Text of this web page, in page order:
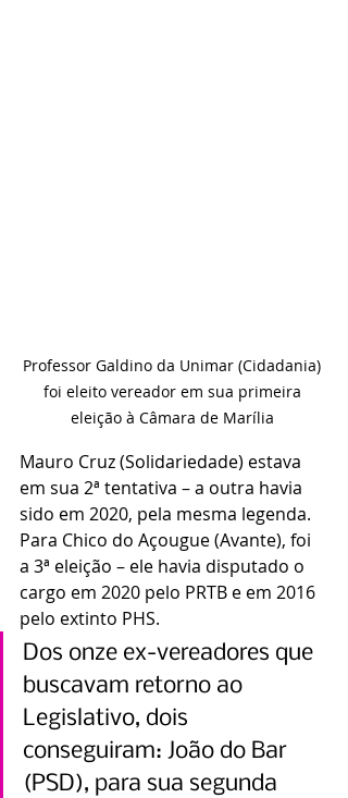
Professor Galdino da Unimar (Cidadania)
foi eleito vereador em sua primeira
eleição à Câmara de Marília
Mauro Cruz (Solidariedade) estava
em sua 2ª tentativa – a outra havia
sido em 2020, pela mesma legenda.
Para Chico do Açougue (Avante), foi
a 3ª eleição – ele havia disputado o
cargo em 2020 pelo PRTB e em 2016
pelo extinto PHS.
Dos onze ex-vereadores que
buscavam retorno ao
Legislativo, dois
conseguiram: João do Bar
(PSD), para sua segunda